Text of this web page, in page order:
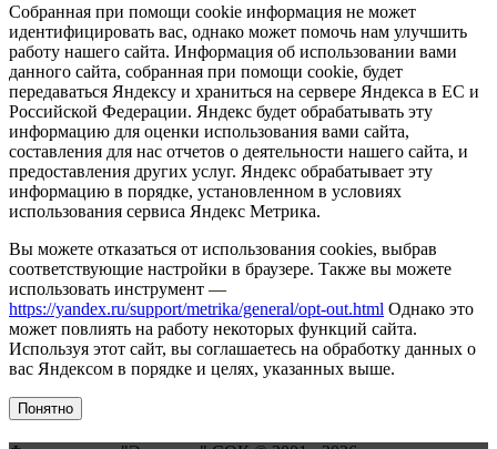
Собранная при помощи cookie информация не может
идентифицировать вас, однако может помочь нам улучшить
работу нашего сайта. Информация об использовании вами
данного сайта, собранная при помощи cookie, будет
передаваться Яндексу и храниться на сервере Яндекса в ЕС и
Российской Федерации. Яндекс будет обрабатывать эту
информацию для оценки использования вами сайта,
составления для нас отчетов о деятельности нашего сайта, и
предоставления других услуг. Яндекс обрабатывает эту
информацию в порядке, установленном в условиях
использования сервиса Яндекс Метрика.
Вы можете отказаться от использования cookies, выбрав
соответствующие настройки в браузере. Также вы можете
использовать инструмент —
https://yandex.ru/support/metrika/general/opt-out.html Однако это
может повлиять на работу некоторых функций сайта.
Используя этот сайт, вы соглашаетесь на обработку данных о
вас Яндексом в порядке и целях, указанных выше.
Понятно